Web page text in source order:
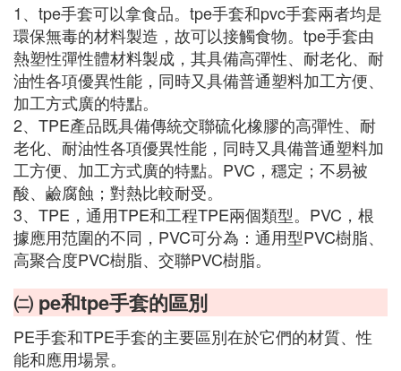
1、tpe手套可以拿食品。tpe手套和pvc手套兩者均是
環保無毒的材料製造，故可以接觸食物。tpe手套由
熱塑性彈性體材料製成，其具備高彈性、耐老化、耐
油性各項優異性能，同時又具備普通塑料加工方便、
加工方式廣的特點。
2、TPE產品既具備傳統交聯硫化橡膠的高彈性、耐
老化、耐油性各項優異性能，同時又具備普通塑料加
工方便、加工方式廣的特點。PVC，穩定；不易被
酸、鹼腐蝕；對熱比較耐受。
3、TPE，通用TPE和工程TPE兩個類型。PVC，根
據應用范圍的不同，PVC可分為：通用型PVC樹脂、
高聚合度PVC樹脂、交聯PVC樹脂。
㈡ pe和tpe手套的區別
PE手套和TPE手套的主要區別在於它們的材質、性
能和應用場景。